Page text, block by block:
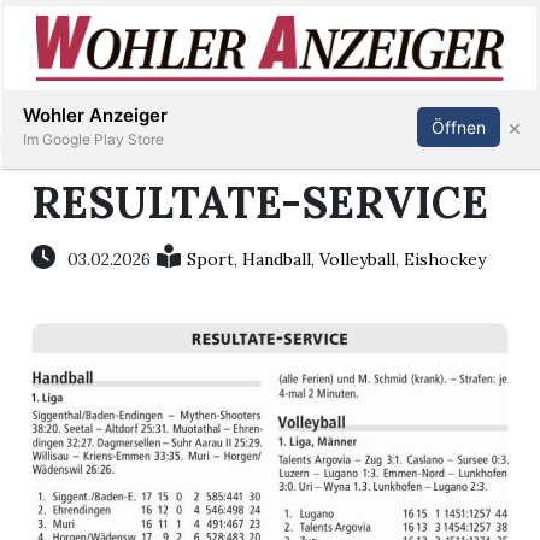
Immobilien
Stellen
E-
Paper
Newsletter
Inserieren Abonnieren Anmelden
RESULTATE-SERVICE
03.02.2026 Sport,Handball,Volleyball,Eishockey
Wohler Anzeiger
Im Google Play Store
Öffnen ×